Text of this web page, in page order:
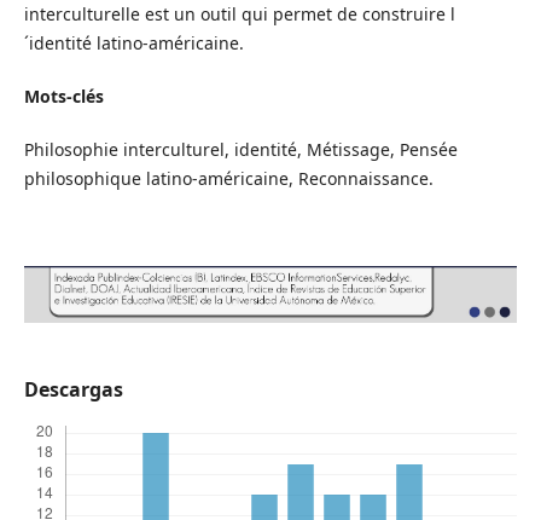
interculturelle est un outil qui permet de construire l
´identité latino-américaine.
Mots-clés
Philosophie interculturel, identité, Métissage, Pensée
philosophique latino-américaine, Reconnaissance.
Descargas